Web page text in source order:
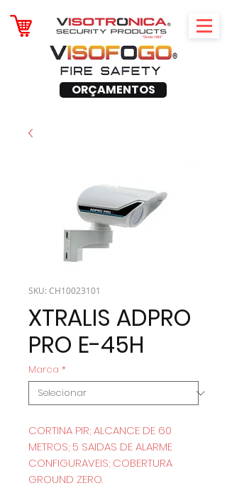
ORÇAMENTOS
SKU: CH10023101
XTRALIS ADPRO
PRO E-45H
Marca *
CORTINA PIR; ALCANCE DE 60
METROS; 5 SAIDAS DE ALARME
CONFIGURAVEIS; COBERTURA
GROUND ZERO.